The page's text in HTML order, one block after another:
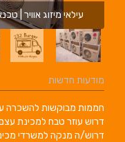
עילאי מיזוג אוויר |
מודעות חדשות
חממות מבוקשות להשכרה
דרוש עוזר טבח למכינת
דרוש/ה מנקה למשרדי